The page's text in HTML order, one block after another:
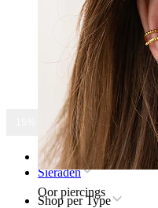
Oor piercings
15% KORTING OP ALLE
Home
Sieraden
Shop per Type